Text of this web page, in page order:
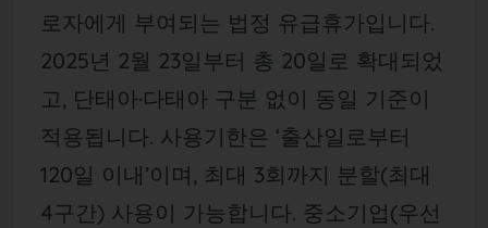
로자에게 부여되는 법정 유급휴가입니다.
2025년 2월 23일부터 총 20일로 확대되었
고, 단태아·다태아 구분 없이 동일 기준이
적용됩니다. 사용기한은 ‘출산일로부터
120일 이내’이며, 최대 3회까지 분할(최대
4구간) 사용이 가능합니다. 중소기업(우선